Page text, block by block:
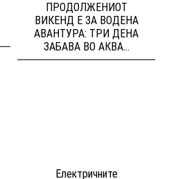
ПРОДОЛЖЕНИОТ
ВИКЕНД Е ЗА ВОДЕНА
АВАНТУРА: ТРИ ДЕНА
ЗАБАВА ВО АКВА...
Електричните